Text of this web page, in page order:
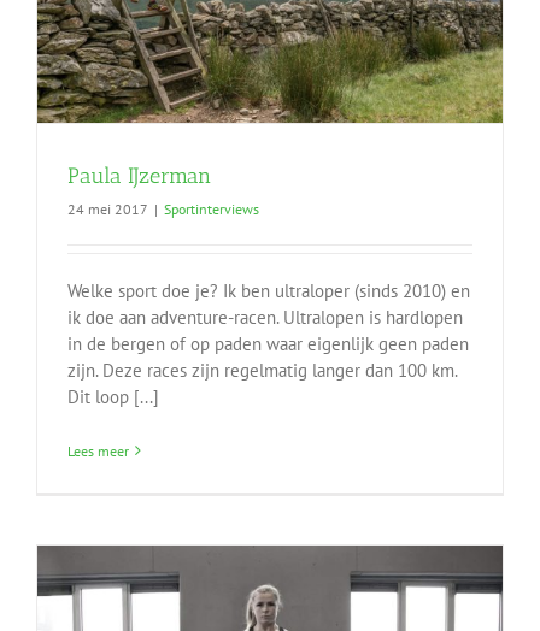
Paula IJzerman
24 mei 2017 | Sportinterviews
Welke sport doe je? Ik ben ultraloper (sinds 2010) en
ik doe aan adventure-racen. Ultralopen is hardlopen
in de bergen of op paden waar eigenlijk geen paden
zijn. Deze races zijn regelmatig langer dan 100 km.
Dit loop [...]
Lees meer